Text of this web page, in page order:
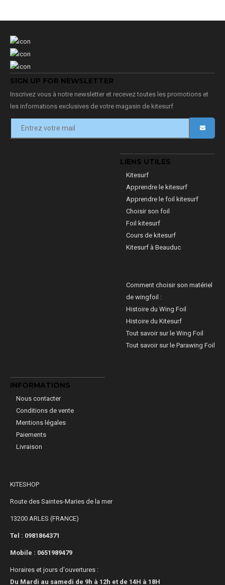
SIGN UP FOR NEWSLETTER
Inscrivez vous à notre newsletter et recevez toutes les promotions et
les informations exclusives de votre magasin de kitesurf
LIENS UTILES
Kitesurf
Apprendre le kitesurf
Apprendre le foil kitesurf
Choisir son foil
Foil kitesurf
Cours de kitesurf
Kitesurf à Beauduc
Comment choisir son matériel
de wingfoil :
Histoire du Wing Foil
Histoire du Kitesurf
Tout savoir sur le Wing Foil
Tout savoir sur le Parawing Foil
INFORMATIONS
Nous contacter
Conditions de vente
Mentions légales
Paiements
Livraison
KITESHOP
Route des Saintes-Maries de la mer
13200 ARLES (FRANCE)
Tel : 0981864371
Mobile : 0651989479
Horaires et jours d'ouvertures :
Du Mardi au samedi de 9h à 12h et de 14H à 18H